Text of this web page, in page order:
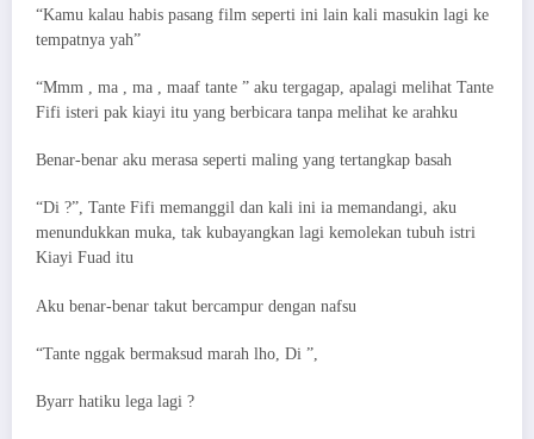
“Kamu kalau habis pasang film seperti ini lain kali masukin lagi ke
tempatnya yah”
“Mmm , ma , ma , maaf tante ” aku tergagap, apalagi melihat Tante
Fifi isteri pak kiayi itu yang berbicara tanpa melihat ke arahku
Benar-benar aku merasa seperti maling yang tertangkap basah
“Di ?”, Tante Fifi memanggil dan kali ini ia memandangi, aku
menundukkan muka, tak kubayangkan lagi kemolekan tubuh istri
Kiayi Fuad itu
Aku benar-benar takut bercampur dengan nafsu
“Tante nggak bermaksud marah lho, Di ”,
Byarr hatiku lega lagi ?